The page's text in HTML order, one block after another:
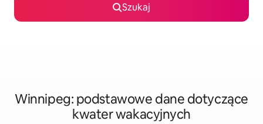
Szukaj
Winnipeg: podstawowe dane dotyczące
kwater wakacyjnych